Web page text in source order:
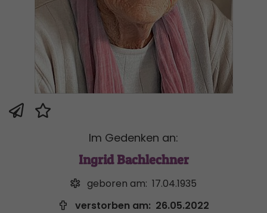
Im Gedenken an:
Ingrid Bachlechner
geboren am: 17.04.1935
verstorben am: 26.05.2022